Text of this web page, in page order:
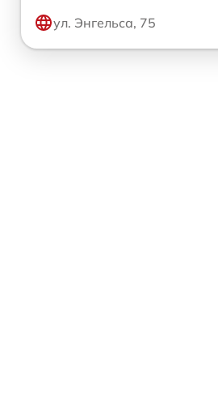
ул. Энгельса, 75